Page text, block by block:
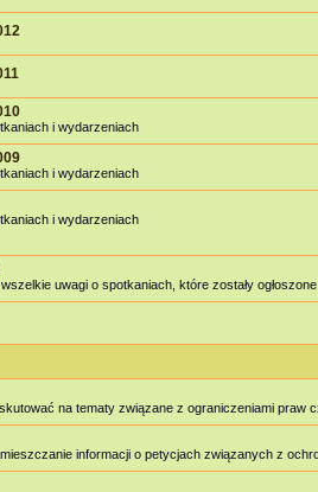
i wydarzeniach
i wydarzeniach
i wydarzeniach
uwagi o spotkaniach, które zostały
na tematy związane z ograniczeniami praw
informacji o petycjach związanych z